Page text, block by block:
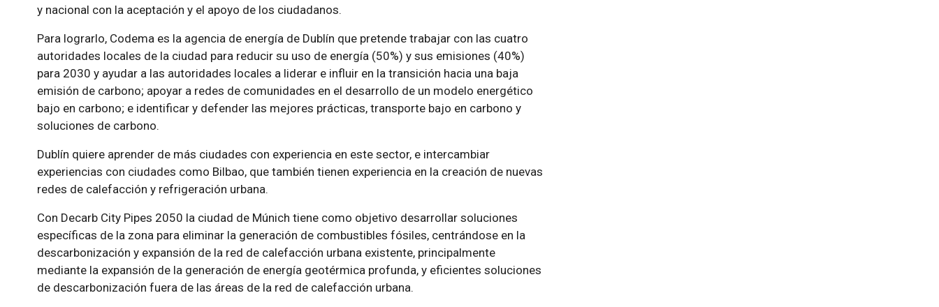
y nacional con la aceptación y el apoyo de los ciudadanos.
Para lograrlo, Codema es la agencia de energía de Dublín que pretende trabajar con las cuatro
autoridades locales de la ciudad para reducir su uso de energía (50%) y sus emisiones (40%)
para 2030 y ayudar a las autoridades locales a liderar e influir en la transición hacia una baja
emisión de carbono; apoyar a redes de comunidades en el desarrollo de un modelo energético
bajo en carbono; e identificar y defender las mejores prácticas, transporte bajo en carbono y
soluciones de carbono.
Dublín quiere aprender de más ciudades con experiencia en este sector, e intercambiar
experiencias con ciudades como Bilbao, que también tienen experiencia en la creación de nuevas
redes de calefacción y refrigeración urbana.
Con Decarb City Pipes 2050 la ciudad de Múnich tiene como objetivo desarrollar soluciones
específicas de la zona para eliminar la generación de combustibles fósiles, centrándose en la
descarbonización y expansión de la red de calefacción urbana existente, principalmente
mediante la expansión de la generación de energía geotérmica profunda, y eficientes soluciones
de descarbonización fuera de las áreas de la red de calefacción urbana.